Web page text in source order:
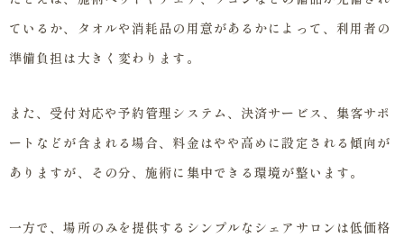
ているか、タオルや消耗品の用意があるかによって、利用者の
準備負担は大きく変わります。
また、受付対応や予約管理システム、決済サービス、集客サポ
ートなどが含まれる場合、料金はやや高めに設定される傾向が
ありますが、その分、施術に集中できる環境が整います。
一方で、場所のみを提供するシンプルなシェアサロンは低価格